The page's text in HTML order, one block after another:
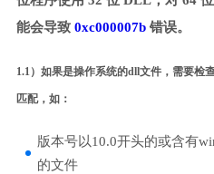
能会导致 0xc000007b错误。
1.1）如果是操作系统的dll文件，需要检
匹配，如：
版本号以10.0开头的或含有
的文件